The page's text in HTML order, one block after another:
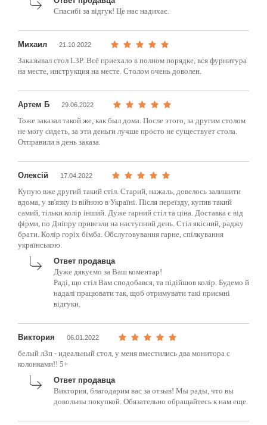
Спасибі за відгук! Це нас надихає.
Михаил 21.10.2022
Заказывал стол L3P. Всё приехало в полном порядке, вся фурнитура
на месте, инструкция на месте. Столом очень доволен.
Артем Б 29.06.2022
Тоже заказал такой же, как был дома. После этого, за другим столом
не могу сидеть, за эти деньги лучше просто не существует стола.
Отправили в день заказа.
Олексій 17.04.2022
Купую вже другий такий стіл. Старий, нажаль, довелось залишити
вдома, у зв'язку із війною в Україні. Після переїзду, купив такий
самий, тільки колір інший. Дуже гарний стіл та ціна. Доставка є від
фірми, по Дніпру привезли на наступний день. Стіл якісний, раджу
брати. Колір горіх бімба. Обслуговування гарне, спілкування
українською.
Ответ продавца
Дуже дякуємо за Ваш коментар!
Раді, що стіл Вам сподобався, та підійшов колір. Будемо й
надалі працювати так, щоб отримувати такі приємні
відгуки.
Виктория 06.01.2022
белый л3п - идеальный стол, у меня вместились два монитора с
колонками!! 5+
Ответ продавца
Виктория, благодарим вас за отзыв! Мы рады, что вы
довольны покупкой. Обязательно обращайтесь к нам еще.